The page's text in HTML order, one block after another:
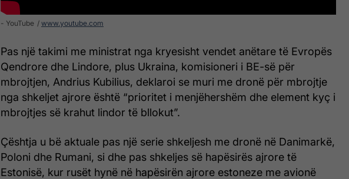
- YouTube www.youtube.com
Pas një takimi me ministrat nga kryesisht vendet anëtare të Evropës
Qendrore dhe Lindore, plus Ukraina, komisioneri i BE-së për
mbrojtjen, Andrius Kubilius, deklaroi se muri me dronë për mbrojtje
nga shkeljet ajrore është “prioritet i menjëhershëm dhe element kyç i
mbrojtjes së krahut lindor të bllokut”.
Çështja u bë aktuale pas një serie shkeljesh me dronë në Danimarkë,
Poloni dhe Rumani, si dhe pas shkeljes së hapësirës ajrore të
Estonisë, kur rusët hynë në hapësirën ajrore estoneze me avionë